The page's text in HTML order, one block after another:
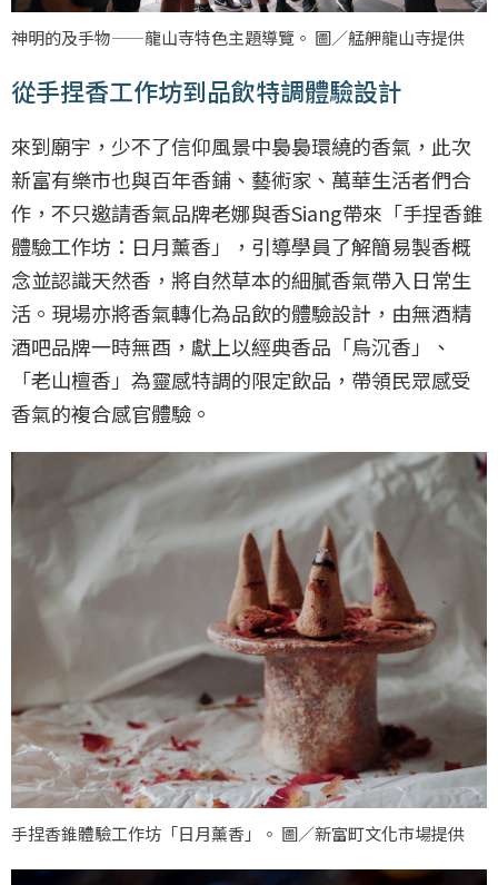
神明的及手物——龍山寺特色主題導覽。 圖／艋舺龍山寺提供
從手捏香工作坊到品飲特調體驗設計
來到廟宇，少不了信仰風景中裊裊環繞的香氣，此次
新富有樂市也與百年香鋪、藝術家、萬華生活者們合
作，不只邀請香氣品牌老娜與香Siang帶來「手捏香錐
體驗工作坊：日月薰香」，引導學員了解簡易製香概
念並認識天然香，將自然草本的細膩香氣帶入日常生
活。現場亦將香氣轉化為品飲的體驗設計，由無酒精
酒吧品牌一時無酉，獻上以經典香品「烏沉香」、
「老山檀香」為靈感特調的限定飲品，帶領民眾感受
香氣的複合感官體驗。
手捏香錐體驗工作坊「日月薰香」。 圖／新富町文化市場提供